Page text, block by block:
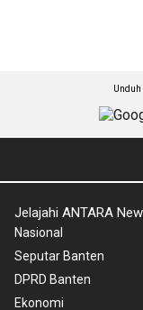
Unduh
Jelajahi ANTARA
Nasional
Seputar Banten
DPRD Banten
Ekonomi